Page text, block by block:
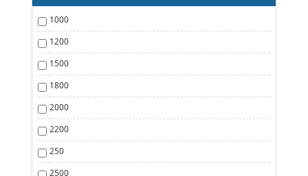
1000
1200
1500
1800
2000
2200
250
2500